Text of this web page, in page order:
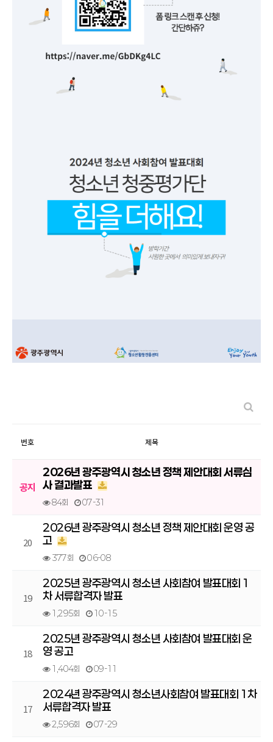
번호 제목
공지
2026년 광주광역시 청소년 정책 제안대회 서류심
사 결과발표
84회 07-31
20
2026년 광주광역시 청소년 정책 제안대회 운영 공
고
377회 06-08
19
2025년 광주광역시 청소년 사회참여 발표대회 1
차 서류합격자 발표
1,295회 10-15
18
2025년 광주광역시 청소년 사회참여 발표대회 운
영 공고
1,404회 09-11
17
2024년 광주광역시 청소년사회참여 발표대회 1차
서류합격자 발표
2,596회 07-29